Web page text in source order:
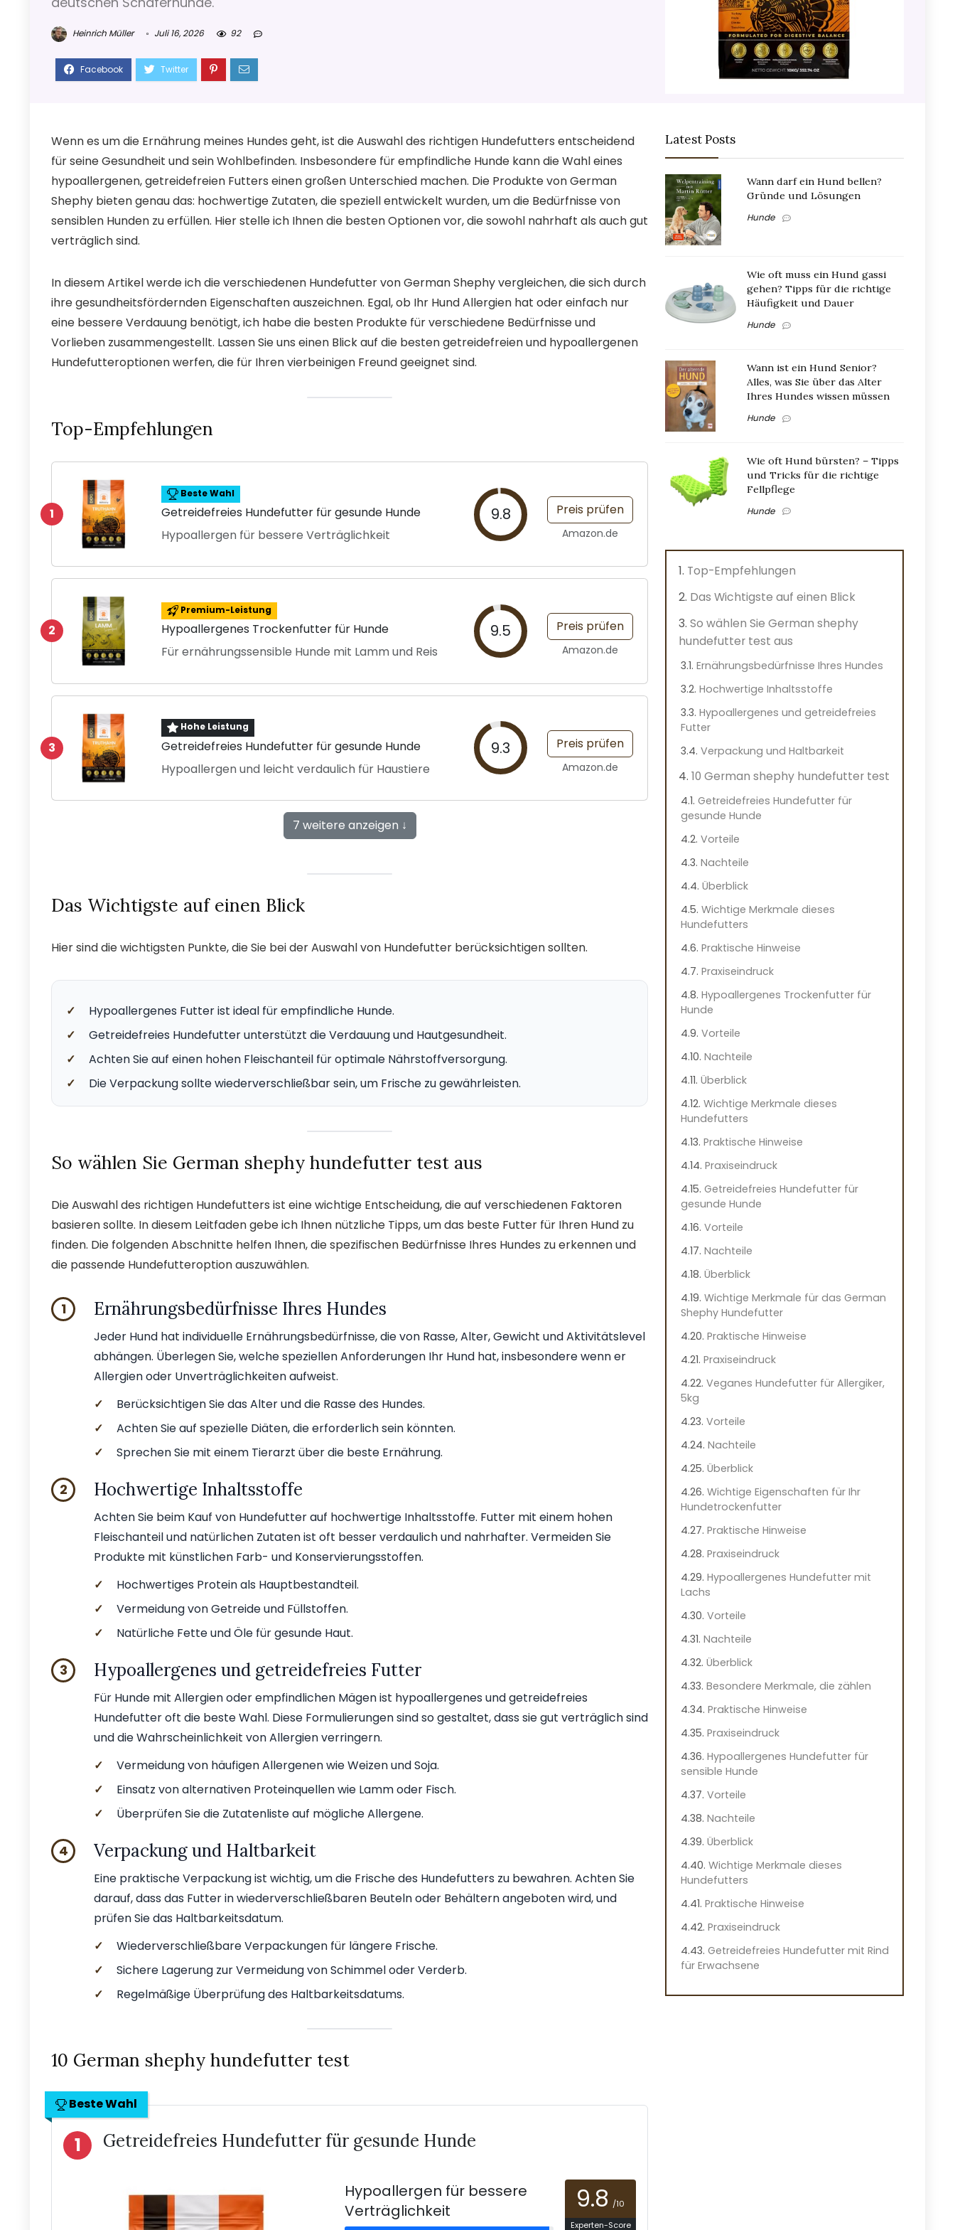
Heinrich Müller Juli 16, 2026 92
Wenn es um die Ernährung meines Hundes geht, ist die Auswahl des richtigen Hundefutters entscheidend
für seine Gesundheit und sein Wohlbefinden. Insbesondere für empfindliche Hunde kann die Wahl eines
hypoallergenen, getreidefreien Futters einen großen Unterschied machen. Die Produkte von German
Shephy bieten genau das: hochwertige Zutaten, die speziell entwickelt wurden, um die Bedürfnisse von
sensiblen Hunden zu erfüllen. Hier stelle ich Ihnen die besten Optionen vor, die sowohl nahrhaft als auch gut
verträglich sind.
In diesem Artikel werde ich die verschiedenen Hundefutter von German Shephy vergleichen, die sich durch
ihre gesundheitsfördernden Eigenschaften auszeichnen. Egal, ob Ihr Hund Allergien hat oder einfach nur
eine bessere Verdauung benötigt, ich habe die besten Produkte für verschiedene Bedürfnisse und
Vorlieben zusammengestellt. Lassen Sie uns einen Blick auf die besten getreidefreien und hypoallergenen
Hundefutteroptionen werfen, die für Ihren vierbeinigen Freund geeignet sind.
Top-Empfehlungen
1
Beste Wahl
Getreidefreies Hundefutter für gesunde Hunde
Hypoallergen für bessere Verträglichkeit
9.8 Preis prüfen
Amazon.de
2
Premium-Leistung
Hypoallergenes Trockenfutter für Hunde
Für ernährungssensible Hunde mit Lamm und Reis
9.5 Preis prüfen
Amazon.de
3
Hohe Leistung
Getreidefreies Hundefutter für gesunde Hunde
Hypoallergen und leicht verdaulich für Haustiere
9.3 Preis prüfen
Amazon.de
7 weitere anzeigen ↓
Das Wichtigste auf einen Blick
Hier sind die wichtigsten Punkte, die Sie bei der Auswahl von Hundefutter berücksichtigen sollten.
✓
Hypoallergenes Futter ist ideal für empfindliche Hunde.
✓
Getreidefreies Hundefutter unterstützt die Verdauung und Hautgesundheit.
✓
Achten Sie auf einen hohen Fleischanteil für optimale Nährstoffversorgung.
✓
Die Verpackung sollte wiederverschließbar sein, um Frische zu gewährleisten.
So wählen Sie German shephy hundefutter test aus
Die Auswahl des richtigen Hundefutters ist eine wichtige Entscheidung, die auf verschiedenen Faktoren
basieren sollte. In diesem Leitfaden gebe ich Ihnen nützliche Tipps, um das beste Futter für Ihren Hund zu
finden. Die folgenden Abschnitte helfen Ihnen, die spezifischen Bedürfnisse Ihres Hundes zu erkennen und
die passende Hundefutteroption auszuwählen.
1 Ernährungsbedürfnisse Ihres Hundes
Jeder Hund hat individuelle Ernährungsbedürfnisse, die von Rasse, Alter, Gewicht und Aktivitätslevel
abhängen. Überlegen Sie, welche speziellen Anforderungen Ihr Hund hat, insbesondere wenn er
Allergien oder Unverträglichkeiten aufweist.
✓
Berücksichtigen Sie das Alter und die Rasse des Hundes.
✓
Achten Sie auf spezielle Diäten, die erforderlich sein könnten.
✓
Sprechen Sie mit einem Tierarzt über die beste Ernährung.
2 Hochwertige Inhaltsstoffe
Achten Sie beim Kauf von Hundefutter auf hochwertige Inhaltsstoffe. Futter mit einem hohen
Fleischanteil und natürlichen Zutaten ist oft besser verdaulich und nahrhafter. Vermeiden Sie
Produkte mit künstlichen Farb- und Konservierungsstoffen.
✓
Hochwertiges Protein als Hauptbestandteil.
✓
Vermeidung von Getreide und Füllstoffen.
✓
Natürliche Fette und Öle für gesunde Haut.
3 Hypoallergenes und getreidefreies Futter
Für Hunde mit Allergien oder empfindlichen Mägen ist hypoallergenes und getreidefreies
Hundefutter oft die beste Wahl. Diese Formulierungen sind so gestaltet, dass sie gut verträglich sind
und die Wahrscheinlichkeit von Allergien verringern.
✓
Vermeidung von häufigen Allergenen wie Weizen und Soja.
✓
Einsatz von alternativen Proteinquellen wie Lamm oder Fisch.
✓
Überprüfen Sie die Zutatenliste auf mögliche Allergene.
4 Verpackung und Haltbarkeit
Eine praktische Verpackung ist wichtig, um die Frische des Hundefutters zu bewahren. Achten Sie
darauf, dass das Futter in wiederverschließbaren Beuteln oder Behältern angeboten wird, und
prüfen Sie das Haltbarkeitsdatum.
✓
Wiederverschließbare Verpackungen für längere Frische.
✓
Sichere Lagerung zur Vermeidung von Schimmel oder Verderb.
✓
Regelmäßige Überprüfung des Haltbarkeitsdatums.
10 German shephy hundefutter test
Beste Wahl
1 Getreidefreies Hundefutter für gesunde Hunde
Hypoallergen für bessere
Verträglichkeit
9.8 /10
Experten-Score
Latest Posts
Wann darf ein Hund bellen?
Gründe und Lösungen
Hunde
Wie oft muss ein Hund gassi
gehen? Tipps für die richtige
Häufigkeit und Dauer
Hunde
Wann ist ein Hund Senior?
Alles, was Sie über das Alter
Ihres Hundes wissen müssen
Hunde
Wie oft Hund bürsten? – Tipps
und Tricks für die richtige
Fellpflege
Hunde
Top-Empfehlungen
Das Wichtigste auf einen Blick
So wählen Sie German shephy
hundefutter test aus
Ernährungsbedürfnisse Ihres Hundes
Hochwertige Inhaltsstoffe
Hypoallergenes und getreidefreies
Futter
Verpackung und Haltbarkeit
10 German shephy hundefutter test
Getreidefreies Hundefutter für
gesunde Hunde
Vorteile
Nachteile
Überblick
Wichtige Merkmale dieses
Hundefutters
Praktische Hinweise
Praxiseindruck
Hypoallergenes Trockenfutter für
Hunde
Vorteile
Nachteile
Überblick
Wichtige Merkmale dieses
Hundefutters
Praktische Hinweise
Praxiseindruck
Getreidefreies Hundefutter für
gesunde Hunde
Vorteile
Nachteile
Überblick
Wichtige Merkmale für das German
Shephy Hundefutter
Praktische Hinweise
Praxiseindruck
Veganes Hundefutter für Allergiker,
5kg
Vorteile
Nachteile
Überblick
Wichtige Eigenschaften für Ihr
Hundetrockenfutter
Praktische Hinweise
Praxiseindruck
Hypoallergenes Hundefutter mit
Lachs
Vorteile
Nachteile
Überblick
Besondere Merkmale, die zählen
Praktische Hinweise
Praxiseindruck
Hypoallergenes Hundefutter für
sensible Hunde
Vorteile
Nachteile
Überblick
Wichtige Merkmale dieses
Hundefutters
Praktische Hinweise
Praxiseindruck
Getreidefreies Hundefutter mit Rind
für Erwachsene